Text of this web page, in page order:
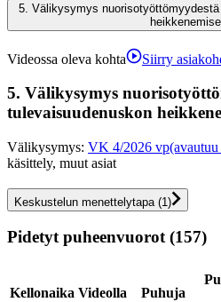
5. Välikysymys
Videossa oleva kohta Siirry
5. Välikysymys
tulevaisuudenuskon
Välikysymys: VK 4/2026 vp
käsittely, muut asiat
Keskustelun menettelytapa (1 )
Pidetyt puheenvuorot (157)
Kellonaika Videolla Puhuja